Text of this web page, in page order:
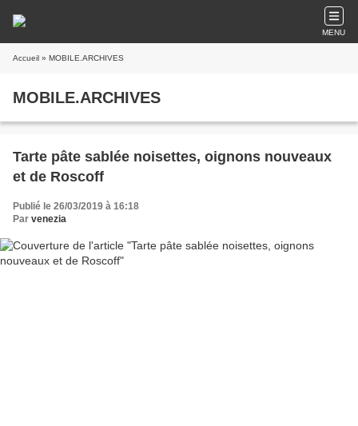
MENU
Accueil » MOBILE.ARCHIVES
MOBILE.ARCHIVES
Tarte pâte sablée noisettes, oignons nouveaux
et de Roscoff
Publié le 26/03/2019 à 16:18
Par venezia